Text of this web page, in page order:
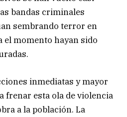
bandas criminales
sembrando terror en
el momento hayan sido
inmediatas y mayor
frenar esta ola de violencia
a la población. La